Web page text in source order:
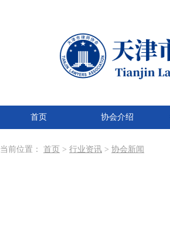
首页 协会介绍
当前位置： 首页 > 行业资讯 > 协会新闻